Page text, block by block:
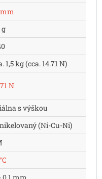
g
1,5 kg (cca. 14.71 N)
N
s výškou
(Ni-Cu-Ni)